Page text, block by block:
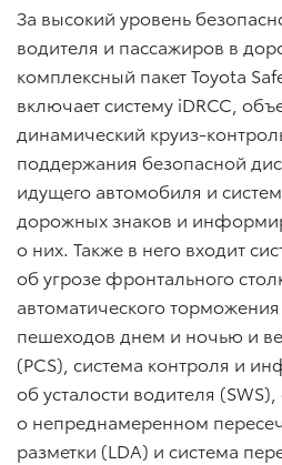
За высокий уровень
водителя и пассажиров в
комплексный пакет Toyota
включает систему iDRCC,
динамический круиз-
поддержания безопасной
идущего автомобиля и
дорожных знаков и
о них. Также в него входит
об угрозе фронтального
автоматического
пешеходов днем и ночью и
(PCS), система контроля и
об усталости водителя
о непреднамеренном
разметки (LDA) и система